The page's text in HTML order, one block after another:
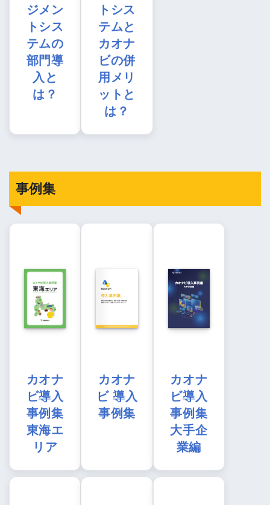
ジメン
トシス
テムの
部門導
入と
は？
トシス
テムと
カオナ
ビの併
用メリ
ットと
は？
事例集
カオナ
ビ導入
事例集
東海エ
リア
カオナ
ビ 導入
事例集
カオナ
ビ導入
事例集
大手企
業編